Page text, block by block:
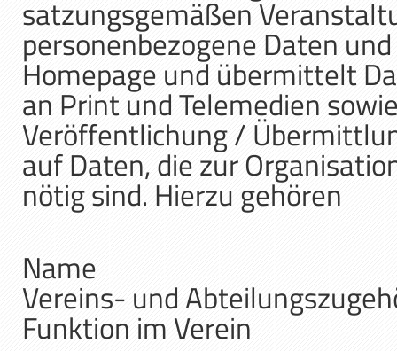
satzungsgemäßen
personenbezogene Daten
Homepage und übermittelt
an Print und Telemedien
Veröffentlichung /
auf Daten, die zur
nötig sind. Hierzu gehören
Name
Vereins- und
Funktion im Verein